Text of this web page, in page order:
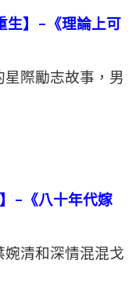
生】–《理論上可
星際勵志故事，男
–《八十年代嫁
婉清和深情混混戈